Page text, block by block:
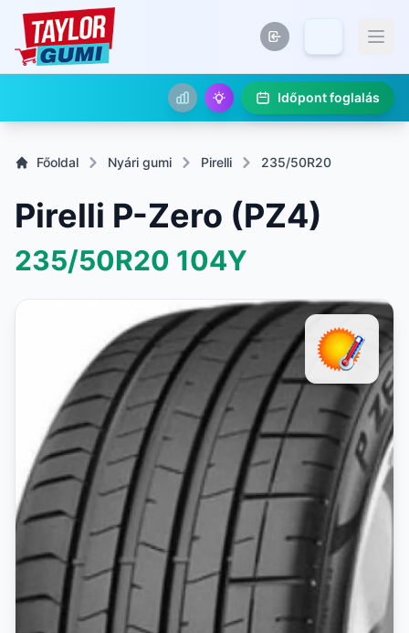
Időpont foglalás
Főoldal Nyári gumi Pirelli 235/50R20
Pirelli P-Zero (PZ4)
235/50R20 104Y